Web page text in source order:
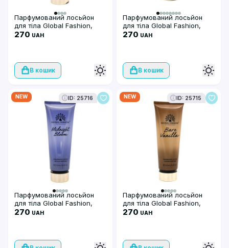
Парфумований лосьйон
для тіла Global Fashion,
Coconut Passion, 250 мл
270 UAH
В кошик
Парфумований лосьйон
для тіла Global Fashion,
Aqua Kiss 250 ml
270 UAH
В кошик
NEW ID: 25716
Парфумований лосьйон
для тіла Global Fashion,
Midnight Bloom, 250 мл
270 UAH
NEW ID: 25715
Парфумований лосьйон
для тіла Global Fashion,
Bare Vanilla 250 ml
270 UAH